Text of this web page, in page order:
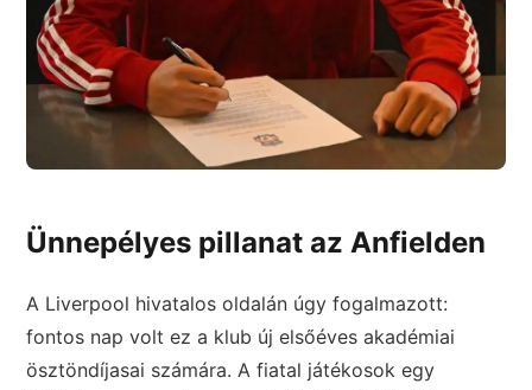
Ünnepélyes pillanat az Anfielden
A Liverpool hivatalos oldalán úgy fogalmazott:
fontos nap volt ez a klub új elsőéves akadémiai
ösztöndíjasai számára. A fiatal játékosok egy